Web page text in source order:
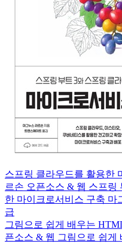
스프링 클라우드를 활용한
르손 오픈소스 & 웹 스프링
한 마이크로서비스 구축 마
급
그림으로 쉽게 배우는
픈소스 & 웹 그림으로 쉽게